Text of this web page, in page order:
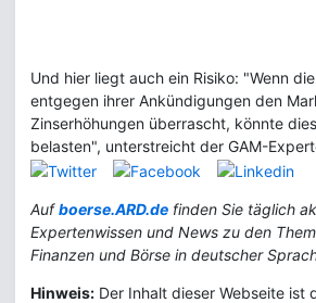
Und hier liegt auch ein Risiko: "Wenn
entgegen ihrer Ankündigungen den
Zinserhöhungen überrascht, könnte
belasten", unterstreicht der GAM-
Aufboerse.ARD.de finden Sie täglich
Expertenwissen und News zu den
Finanzen und Börse in deutscher
Hinweis: Der Inhalt dieser Webseite ist